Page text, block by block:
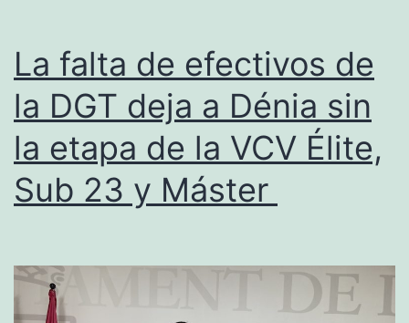
Dénia
La falta de efectivos de
la DGT deja a Dénia sin
la etapa de la VCV Élite,
Sub 23 y Máster